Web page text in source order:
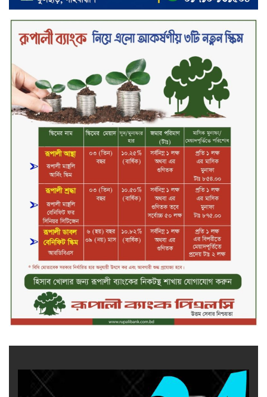
বিদায়ী সপ্তাহে দর বৃদ্ধির শীর্ষে ফারইস্ট
ফাইন্যান্স
বিদায়ী সপ্তাহে লেনদেনের শীর্ষে শার্প
ইন্ডাস্ট্রিজ
চুয়াডাঙ্গায় বিএআরআই’র কৃষি গবেষণা
কেন্দ্র, মেহেরপুর এর আঞ্চলিক রিভিউ
কর্মশালা/২০২৫-২৬ অনুষ্ঠিত
মুসলিম নিকাহ রেজিস্ট্রার কল্যাণ
পরিষদের সম্মেলন অনুষ্ঠিত